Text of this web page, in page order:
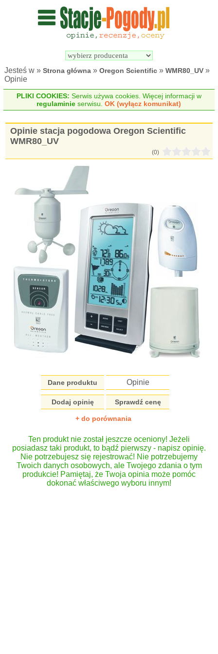
Wyszukiwarka
pogodowych
Jesteś w »Strona główna »Oregon Scientific »WMR80_UV »
Opinie
PLIKI COOKIES: Serwis używa cookies. Więcej informacji w
regulaminie serwisu.OK (wyłącz komunikat)
Opinie stacja pogodowa Oregon Scientific
WMR80_UV
(0)
Dane produktu Opinie
Dodaj opinię Sprawdź cenę
+ do porównania
Ten produkt nie został jeszcze oceniony! Jeżeli
posiadasz taki produkt, to bądź pierwszy - napisz opinię.
Nie potrzebujesz się rejestrować! Nie potrzebujemy
Twoich danych osobowych, ale Twojego zdania o tym
produkcie! Pamiętaj, że Twoja opinia może pomóc
dokonać właściwego wyboru innym!